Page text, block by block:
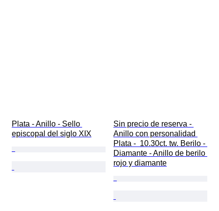
Plata - Anillo - Sello
episcopal del siglo XIX
Sin precio de reserva -
Anillo con personalidad
Plata -  10.30ct. tw. Berilo -
Diamante - Anillo de berilo
rojo y diamante